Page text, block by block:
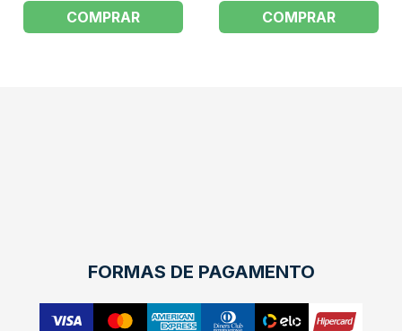
COMPRAR COMPRAR
FORMAS DE PAGAMENTO